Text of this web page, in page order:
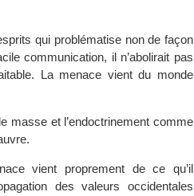
qui problématise non de façon
communication, il n’abolirait pas
La menace vient du monde
masse et l’endoctrinement comme
vient proprement de ce qu’il
des valeurs occidentales